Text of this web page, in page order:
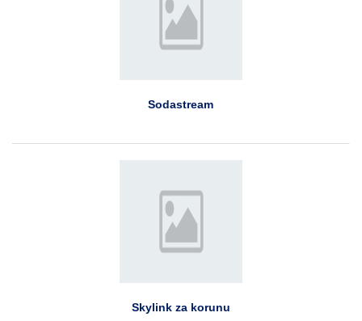
Sodastream
Skylink za korunu